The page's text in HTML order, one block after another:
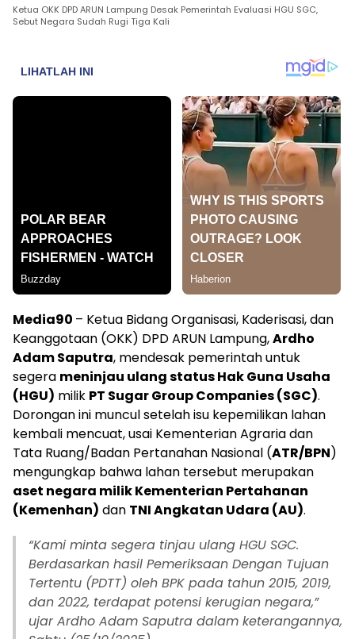
Ketua OKK DPD ARUN Lampung Desak Pemerintah Evaluasi HGU SGC,
Sebut Negara Sudah Rugi Tiga Kali
Media90 – Ketua Bidang Organisasi, Kaderisasi, dan
Keanggotaan (OKK) DPD ARUN Lampung,Ardho
Adam Saputra, mendesak pemerintah untuk
segera meninjau ulang status Hak Guna Usaha
(HGU) milik PT Sugar Group Companies (SGC).
Dorongan ini muncul setelah isu kepemilikan lahan
kembali mencuat, usai Kementerian Agraria dan
Tata Ruang/Badan Pertanahan Nasional (ATR/BPN)
mengungkap bahwa lahan tersebut merupakan
aset negara milik Kementerian Pertahanan
(Kemenhan) dan TNI Angkatan Udara (AU).
“Kami minta segera tinjau ulang HGU SGC.
Berdasarkan hasil Pemeriksaan Dengan Tujuan
Tertentu (PDTT) oleh BPK pada tahun 2015, 2019,
dan 2022, terdapat potensi kerugian negara,”
ujar Ardho Adam Saputra dalam keterangannya,